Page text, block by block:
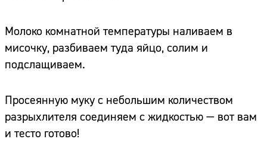
Молоко комнатной температуры наливаем в
мисочку, разбиваем туда яйцо, солим и
подслащиваем.
Просеянную муку с небольшим количеством
разрыхлителя соединяем с жидкостью — вот вам
и тесто готово!